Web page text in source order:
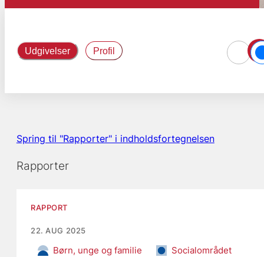
Udgivelser Profil
Spring til "Rapporter" i indholdsfortegnelsen
Rapporter
RAPPORT
22. AUG 2025
Børn, unge og familie Socialområdet